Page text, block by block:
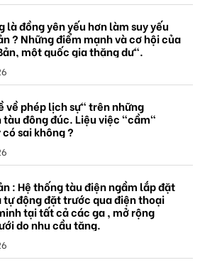
là đồng yên yếu hơn làm suy yếu
? Những điểm mạnh và cơ hội của
một quốc gia thặng dư".
về phép lịch sự" trên những
tàu đông đúc. Liệu việc "cầm"
sai không ?
: Hệ thống tàu điện ngầm lắp đặt
tự động đặt trước qua điện thoại
tại tất cả các ga , mở rộng
do nhu cầu tăng.